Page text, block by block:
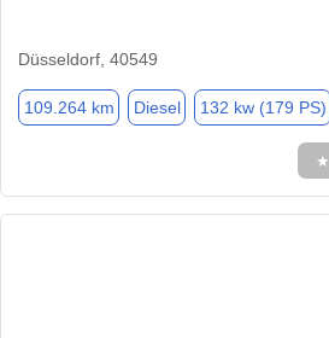
Düsseldorf, 40549
109.264 km Diesel 132 kw (179 PS)
★